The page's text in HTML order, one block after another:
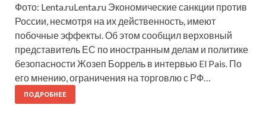
Фото: Lenta.ruLenta.ru Экономические санкции против
России, несмотря на их действенность, имеют
побочные эффекты. Об этом сообщил верховный
представитель ЕС по иностранным делам и политике
безопасности Жозеп Боррель в интервью El Pais. По
его мнению, ограничения на торговлю с РФ…
ПОДРОБНЕЕ